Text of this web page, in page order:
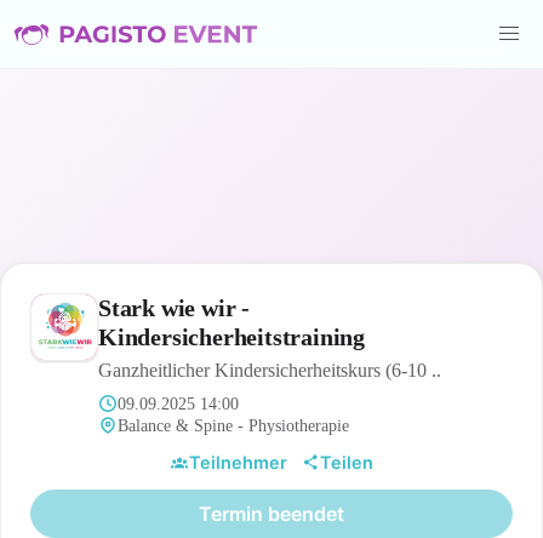
Stark wie wir -
Kindersicherheitstraining
Ganzheitlicher Kindersicherheitskurs (6-10 ..
09.09.2025 14:00
Balance & Spine - Physiotherapie
Teilnehmer Teilen
Termin beendet